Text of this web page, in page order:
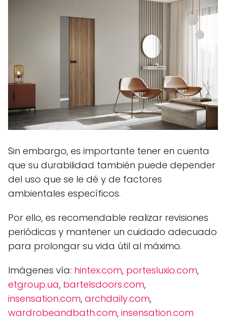
Sin embargo, es importante tener en cuenta
que su durabilidad también puede depender
del uso que se le dé y de factores
ambientales específicos.
Por ello, es recomendable realizar revisiones
periódicas y mantener un cuidado adecuado
para prolongar su vida útil al máximo.
Imágenes vía: hintex.com, portesluxio.com,
etgroup.ua, bartelsdoors.com,
insensation.com, archdaily.com,
wardrobeandbath.com, insensation.com